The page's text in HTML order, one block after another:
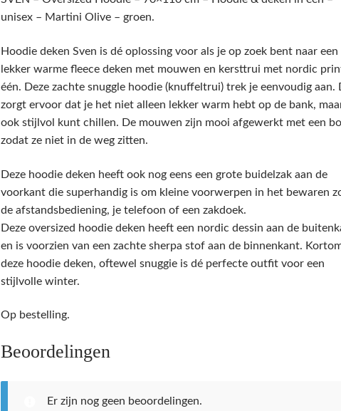
Martini
Olive
aantal
unisex – Martini Olive – groen.
Hoodie deken Sven is dé oplossing voor als je op zoek bent naar een
lekker warme fleece deken met mouwen en kersttrui met nordic
één. Deze zachte snuggle hoodie (knuffeltrui) trek je eenvoudig aan.
zorgt ervoor dat je het niet alleen lekker warm hebt op de bank,
ook stijlvol kunt chillen. De mouwen zijn mooi afgewerkt met een
zodat ze niet in de weg zitten.
Deze hoodie deken heeft ook nog eens een grote buidelzak aan de
voorkant die superhandig is om kleine voorwerpen in het bewaren
de afstandsbediening, je telefoon of een zakdoek.
Deze oversized hoodie deken heeft een nordic dessin aan de
en is voorzien van een zachte sherpa stof aan de binnenkant.
deze hoodie deken, oftewel snuggie is dé perfecte outfit voor een
stijlvolle winter.
Op bestelling.
Beoordelingen
Er zijn nog geen beoordelingen.